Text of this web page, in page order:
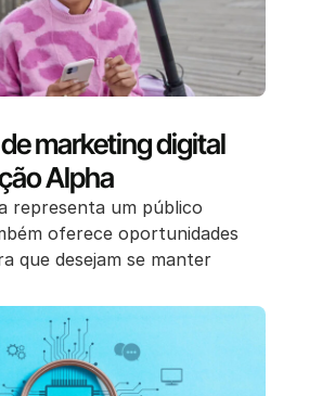
marketing digital
Alpha
representa um público
oferece oportunidades
que desejam se manter